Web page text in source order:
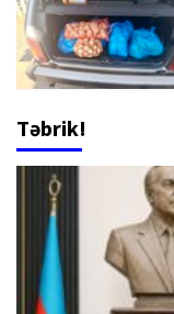
Təbrik!